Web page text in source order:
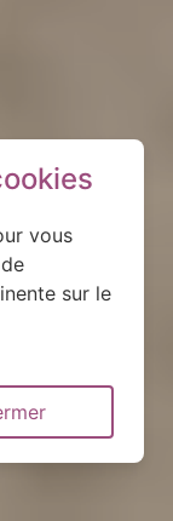
vous
sur le